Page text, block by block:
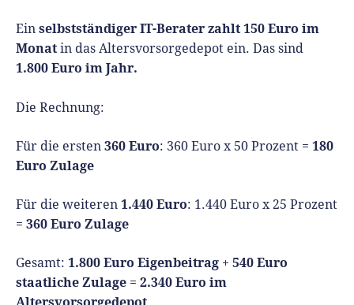
Ein selbstständiger IT-Berater zahlt 150 Euro im
Monat in das Altersvorsorgedepot ein. Das sind
1.800 Euro im Jahr.
Die Rechnung:
Für die ersten 360 Euro: 360 Euro x 50 Prozent = 180
Euro Zulage
Für die weiteren 1.440 Euro: 1.440 Euro x 25 Prozent
= 360 Euro Zulage
Gesamt: 1.800 Euro Eigenbeitrag + 540 Euro
staatliche Zulage = 2.340 Euro im